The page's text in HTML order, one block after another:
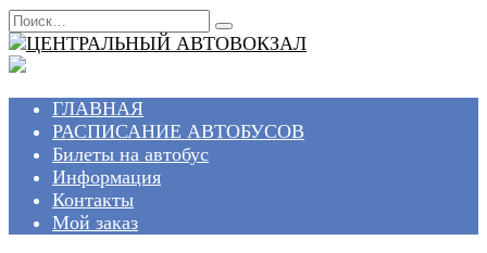
Перейти
к
содержанию
Search
for:
ГЛАВНАЯ
РАСПИСАНИЕ АВТОБУСОВ
Билеты на автобус
Информация
Контакты
Мой заказ